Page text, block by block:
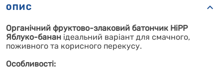
ОПИС
Органічний фруктово-злаковий батончик HiPP
Яблуко-банан ідеальний варіант для смачного,
поживного та корисного перекусу.
Особливості: